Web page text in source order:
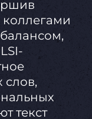
коллегами
слов,
текст